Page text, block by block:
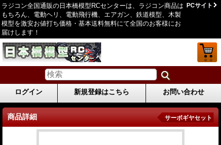
ラジコン全国通販の日本橋模型RCセンターは、ラジコン商品は
もちろん、電動ヘリ、電動飛行機、エアガン、鉄道模型、木製
模型を激安お値打ち価格・基本送料無料にて全国のお客様にお
届けします！
PCサイト
ログイン 新規登録はこちら お問い合わせ
商品詳細 サーボギヤセット